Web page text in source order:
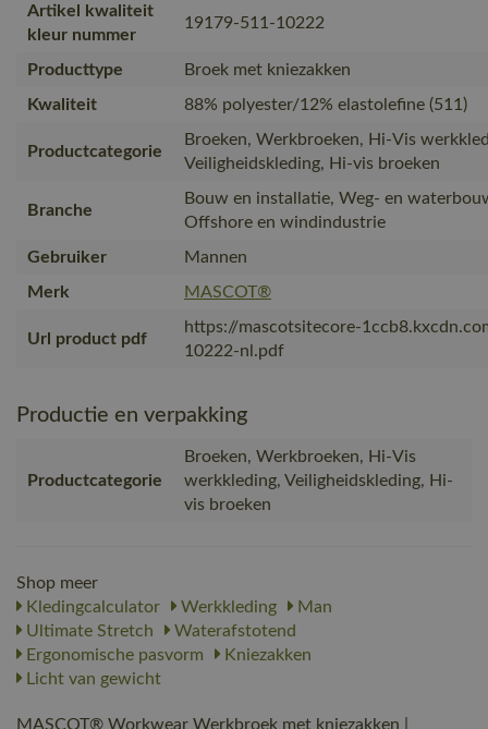
Artikel kwaliteit
kleur nummer
19179-511-10222
Producttype
Broek met kniezakken
Kwaliteit
88% polyester/12% elastolefine (511)
Productcategorie
Broeken, Werkbroeken, Hi-Vis
Veiligheidskleding, Hi-vis broeken
Branche
Bouw en installatie, Weg- en
Offshore en windindustrie
Gebruiker
Mannen
Merk
MASCOT®
Url product pdf
https://mascotsitecore-
10222-nl.pdf
Productie en verpakking
Productcategorie
Broeken, Werkbroeken, Hi-Vis
werkkleding, Veiligheidskleding, Hi-
vis broeken
Shop meer
Kledingcalculator
Werkkleding
Man
Ultimate Stretch
Waterafstotend
Ergonomische pasvorm
Kniezakken
Licht van gewicht
MASCOT® Workwear Werkbroek met kniezakken |